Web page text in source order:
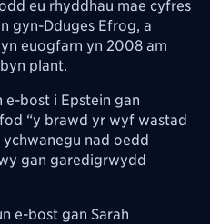
eu rhyddhau mae cyfres
gyn-Dduges Efrog, a
euogfarn yn 2008 am
plant.
e-bost i Epstein gan
“y brawd yr wyf wastad
nad oedd
gan garedigrwydd
e-bost gan Sarah